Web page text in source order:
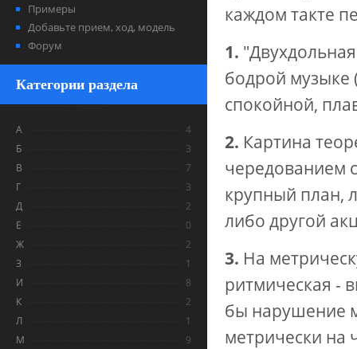
Примеры
Добавьте прием, ход, модель
Форум
Категории раздела
А
4
Б
3
В
7
Г
3
Д
2
Е
0
Ж
2
З
1
И
8
К
2
Л
1
М
9
каждом такте
1.
бодрой музыке
спокойной,
2. Картина
чередованием
крупный план,
либо другой
3. На
ритмическая -
бы нарушение
метрически на